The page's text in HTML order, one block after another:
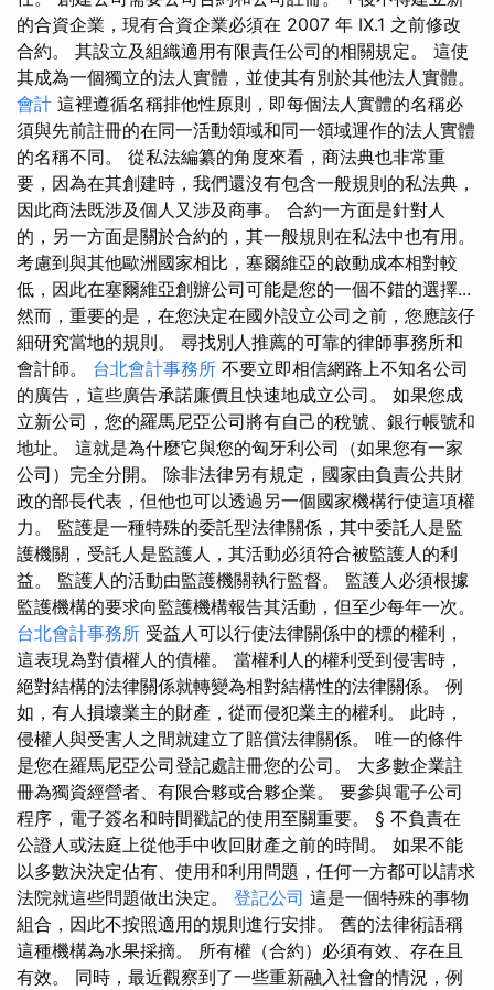
的合資企業，現有合資企業必須在 2007 年 IX.1 之前修改
合約。 其設立及組織適用有限責任公司的相關規定。 這使
其成為一個獨立的法人實體，並使其有別於其他法人實體。
會計 這裡遵循名稱排他性原則，即每個法人實體的名稱必
須與先前註冊的在同一活動領域和同一領域運作的法人實體
的名稱不同。 從私法編纂的角度來看，商法典也非常重
要，因為在其創建時，我們還沒有包含一般規則的私法典，
因此商法既涉及個人又涉及商事。 合約一方面是針對人
的，另一方面是關於合約的，其一般規則在私法中也有用。
考慮到與其他歐洲國家相比，塞爾維亞的啟動成本相對較
低，因此在塞爾維亞創辦公司可能是您的一個不錯的選擇...
然而，重要的是，在您決定在國外設立公司之前，您應該仔
細研究當地的規則。 尋找別人推薦的可靠的律師事務所和
會計師。 台北會計事務所 不要立即相信網路上不知名公司
的廣告，這些廣告承諾廉價且快速地成立公司。 如果您成
立新公司，您的羅馬尼亞公司將有自己的稅號、銀行帳號和
地址。 這就是為什麼它與您的匈牙利公司（如果您有一家
公司）完全分開。 除非法律另有規定，國家由負責公共財
政的部長代表，但他也可以透過另一個國家機構行使這項權
力。 監護是一種特殊的委託型法律關係，其中委託人是監
護機關，受託人是監護人，其活動必須符合被監護人的利
益。 監護人的活動由監護機關執行監督。 監護人必須根據
監護機構的要求向監護機構報告其活動，但至少每年一次。
台北會計事務所 受益人可以行使法律關係中的標的權利，
這表現為對債權人的債權。 當權利人的權利受到侵害時，
絕對結構的法律關係就轉變為相對結構性的法律關係。 例
如，有人損壞業主的財產，從而侵犯業主的權利。 此時，
侵權人與受害人之間就建立了賠償法律關係。 唯一的條件
是您在羅馬尼亞公司登記處註冊您的公司。 大多數企業註
冊為獨資經營者、有限合夥或合夥企業。 要參與電子公司
程序，電子簽名和時間戳記的使用至關重要。 § 不負責在
公證人或法庭上從他手中收回財產之前的時間。 如果不能
以多數決決定佔有、使用和利用問題，任何一方都可以請求
法院就這些問題做出決定。 登記公司 這是一個特殊的事物
組合，因此不按照適用的規則進行安排。 舊的法律術語稱
這種機構為水果採摘。 所有權（合約）必須有效、存在且
有效。 同時，最近觀察到了一些重新融入社會的情況，例